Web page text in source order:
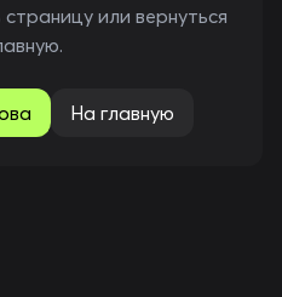
или вернуться
На главную